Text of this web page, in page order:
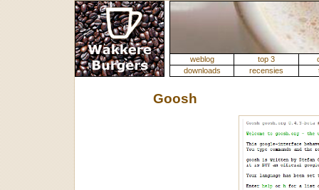
weblog top 3
downloads
recensies
Goosh